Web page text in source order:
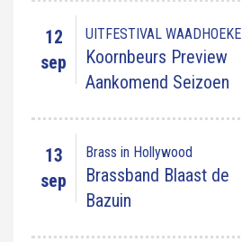
12
sep
UITFESTIVAL WAADHOEKE
Koornbeurs Preview
Aankomend Seizoen
13
sep
Brass in Hollywood
Brassband Blaast de
Bazuin